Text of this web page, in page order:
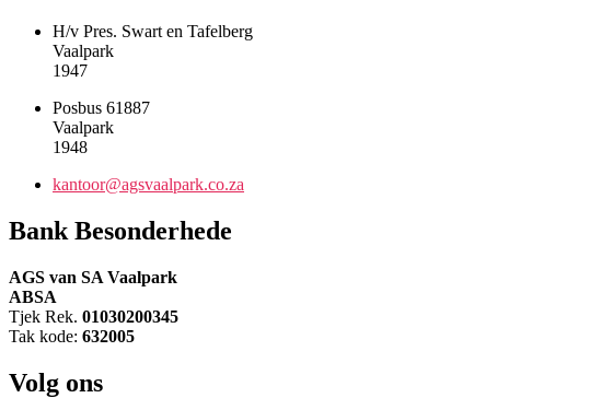
H/v Pres. Swart en Tafelberg
Vaalpark
1947
Posbus 61887
Vaalpark
1948
kantoor@agsvaalpark.co.za
Bank Besonderhede
AGS van SA Vaalpark
ABSA
Tjek Rek. 01030200345
Tak kode: 632005
Volg ons